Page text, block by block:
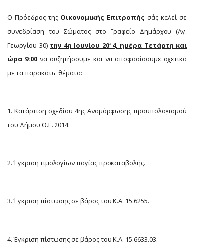
Ο Πρόεδρος της Οικονομικής Επιτροπής σάς καλεί σε
συνεδρίαση του Σώματος στο Γραφείο Δημάρχου (Αγ.
Γεωργίου 30) την 4η Ιουνίου 2014, ημέρα Τετάρτη και
ώρα 9:00 να συζητήσουμε και να αποφασίσουμε σχετικά
με τα παρακάτω θέματα:
1. Κατάρτιση σχεδίου 4ης Αναμόρφωσης προϋπολογισμού
του Δήμου Ο.Ε. 2014.
2. Έγκριση τιμολογίων παγίας προκαταβολής.
3. Έγκριση πίστωσης σε βάρος του Κ.Α. 15.6255.
4. Έγκριση πίστωσης σε βάρος του Κ.Α. 15.6633.03.